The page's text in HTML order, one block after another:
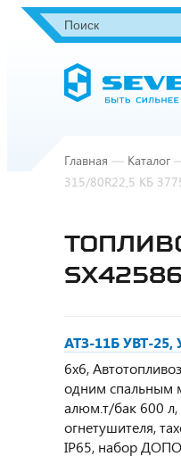
Главная — Каталог
315/80R22,5 КБ
АТЗ-11Б УВТ-25,
6х6,
одним спальным
алюм.т/бак 600
огнетушителя,
IP65, набор